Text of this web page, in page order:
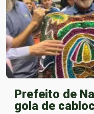
Prefeito de
gola de